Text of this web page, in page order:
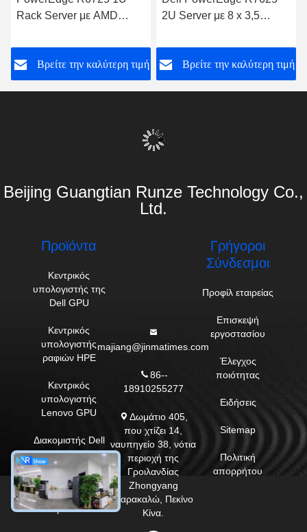
Μιλήστε τώρα.
Μας ταχυδρομήστε
Παρόμοια προϊόντα
PowerEdge R6725 1U
Dell PowerEdge R7625